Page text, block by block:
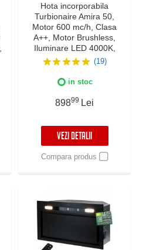
Hota incorporabila
Turbionaire Amira 50,
Motor 600 mc/h, Clasa
A++, Motor Brushless,
Iluminare LED 4000K,
Aspiratie perimetrala,
+ Boost, Filtru Inox si
Silentioasa
(19)
in stoc
89899 Lei
VEZI DETALII
Compara produs